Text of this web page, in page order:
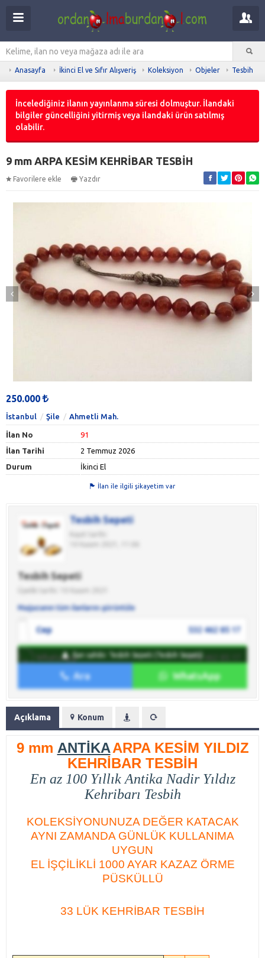
Anasayfa İkinci El ve Sıfır Alışveriş Koleksiyon Objeler Tesbih
İncelediğiniz ilanın yayınlanma süresi dolmuştur. İlandaki
bilgiler güncelliğini yitirmiş veya ilandaki ürün satılmış
olabilir.
9 mm ARPA KESİM KEHRİBAR TESBİH
Favorilere ekle Yazdır
250.000
İstanbul Şile Ahmetli Mah.
İlan No
91
İlan Tarihi
2 Temmuz 2026
Durum
İkinci El
İlan ile ilgili şikayetim var
Tesbih Sepeti
Tesbih Sepeti
Mağazanın tüm ilanlarını görüntüle
Cep 532 462 85 17
WhatsApp 532 462 85 17
İlan sahibine mesaj gönder
İlan sahibi: Tesbih Sepeti (Tesbih Sepeti)
Ara WhatsApp
Açıklama Konum
9 mm ANTİKAARPA KESİM YILDIZ
KEHRİBAR TESBİH
En az 100 Yıllık Antika Nadir Yıldız
Kehribarı Tesbih
KOLEKSİYONUNUZA DEĞER KATACAK
AYNI ZAMANDA GÜNLÜK KULLANIMA
UYGUN
EL İŞÇİLİKLİ 1000 AYAR KAZAZ ÖRME
PÜSKÜLLÜ
33 LÜK KEHRİBAR TESBİH